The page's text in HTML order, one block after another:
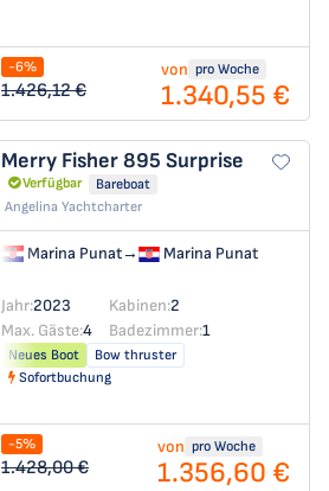
-6%
1.426,12 €
von pro Woche
1.340,55 €
Merry Fisher 895 Surprise
Verfügbar
Bareboat
Angelina Yachtcharter
Marina Punat→ Marina Punat
Jahr:2023 Kabinen:2
Max. Gäste:4 Badezimmer:1
Neues Boot
Bow thruster
Sofortbuchung
-5%
1.428,00 €
von pro Woche
1.356,60 €